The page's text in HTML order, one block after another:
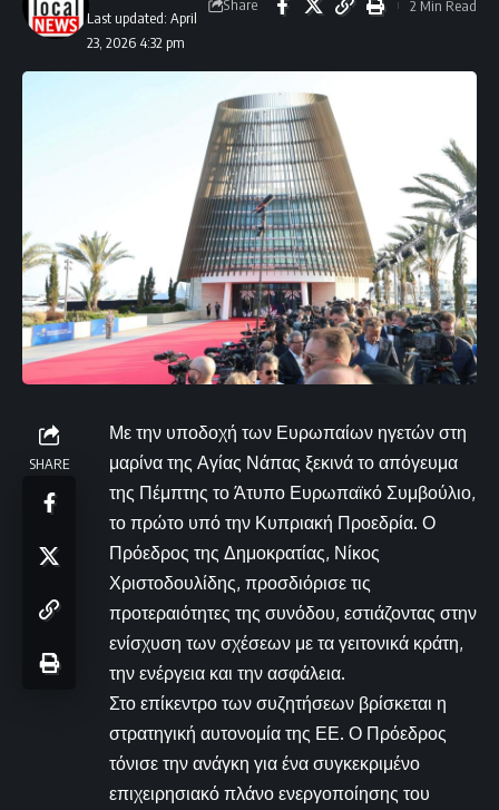
Last updated: April
23, 2026 4:32 pm
Share 2 Min Read
SHARE
Με την υποδοχή των Ευρωπαίων ηγετών στη
μαρίνα της Αγίας Νάπας ξεκινά το απόγευμα
της Πέμπτης το Άτυπο Ευρωπαϊκό Συμβούλιο,
το πρώτο υπό την Κυπριακή Προεδρία. Ο
Πρόεδρος της Δημοκρατίας, Νίκος
Χριστοδουλίδης, προσδιόρισε τις
προτεραιότητες της συνόδου, εστιάζοντας στην
ενίσχυση των σχέσεων με τα γειτονικά κράτη,
την ενέργεια και την ασφάλεια.
Στο επίκεντρο των συζητήσεων βρίσκεται η
στρατηγική αυτονομία της ΕΕ. Ο Πρόεδρος
τόνισε την ανάγκη για ένα συγκεκριμένο
επιχειρησιακό πλάνο ενεργοποίησης του